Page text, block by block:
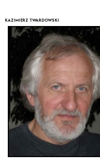
KAZIMIERZ TWARDOWSKI